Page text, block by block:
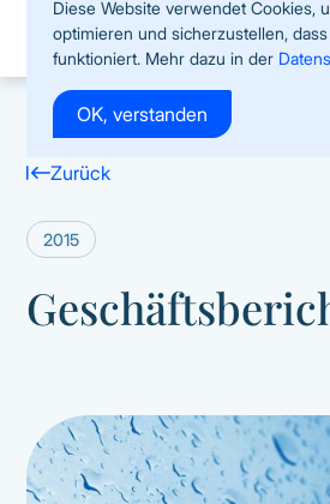
Diese Website verwendet Cookies,
optimieren und sicherzustellen,
funktioniert. Mehr dazu in der
OK, verstanden
Zurück
2015